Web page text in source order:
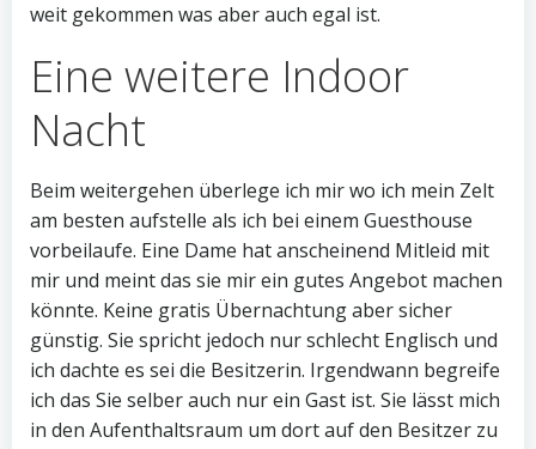
weit gekommen was aber auch egal ist.
Eine weitere Indoor
Nacht
Beim weitergehen überlege ich mir wo ich mein Zelt
am besten aufstelle als ich bei einem Guesthouse
vorbeilaufe. Eine Dame hat anscheinend Mitleid mit
mir und meint das sie mir ein gutes Angebot machen
könnte. Keine gratis Übernachtung aber sicher
günstig. Sie spricht jedoch nur schlecht Englisch und
ich dachte es sei die Besitzerin. Irgendwann begreife
ich das Sie selber auch nur ein Gast ist. Sie lässt mich
in den Aufenthaltsraum um dort auf den Besitzer zu